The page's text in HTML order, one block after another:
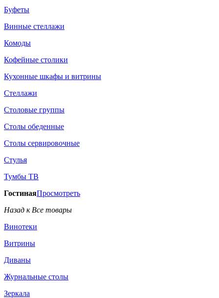
Буфеты
Винные стеллажи
Комоды
Кофейные столики
Кухонные шкафы и витрины
Стеллажи
Столовые группы
Столы обеденные
Столы сервировочные
Стулья
Тумбы ТВ
ГостинаяПросмотреть
Назад к Все товары
Винотеки
Витрины
Диваны
Журнальные столы
Зеркала